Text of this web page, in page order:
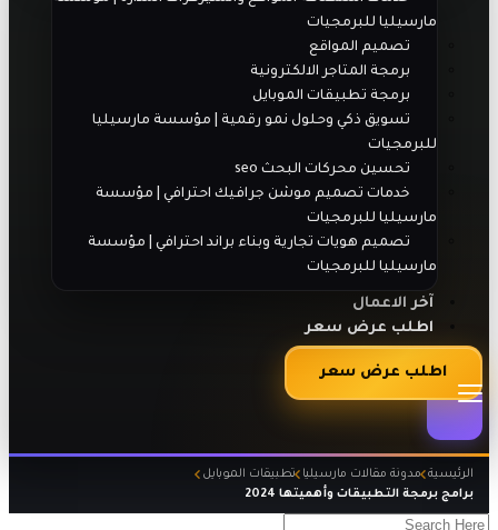
مارسيليا للبرمجيات
تصميم المواقع
برمجة المتاجر الالكترونية
برمجة تطبيقات الموبايل
تسويق ذكي وحلول نمو رقمية | مؤسسة مارسيليا
للبرمجيات
تحسين محركات البحث seo
خدمات تصميم موشن جرافيك احترافي | مؤسسة
مارسيليا للبرمجيات
تصميم هويات تجارية وبناء براند احترافي | مؤسسة
مارسيليا للبرمجيات
آخر الاعمال
اطلب عرض سعر
اطلب عرض سعر
الرئيسية مدونة مقالات مارسيليا تطبيقات الموبايل
برامج برمجة التطبيقات وأهميتها 2024